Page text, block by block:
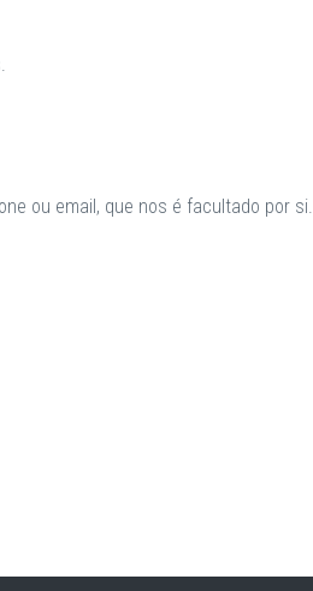
ou email, que nos é facultado por si.